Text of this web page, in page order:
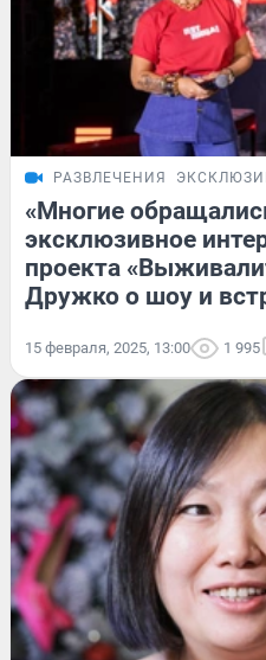
РАЗВЛЕЧЕНИЯ
«Многие
эксклюзивное
проекта
Дружко о шоу и
15 февраля, 2025, 13:00 1 995